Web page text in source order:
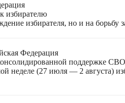
избирателю
избирателя, но и на борьбу
Федерация
поддержке
неделе (27 июля — 2 августа)